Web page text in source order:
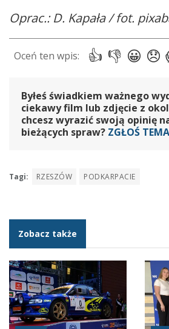
Oprac.: D. Kapała / fot.
Byłeś świadkiem ważnego
ciekawy film lub zdjęcie z
chcesz wyrazić swoją opinię
bieżących spraw? ZGŁOŚ
Tagi: RZESZÓW PODKARPACIE
Zobacz także